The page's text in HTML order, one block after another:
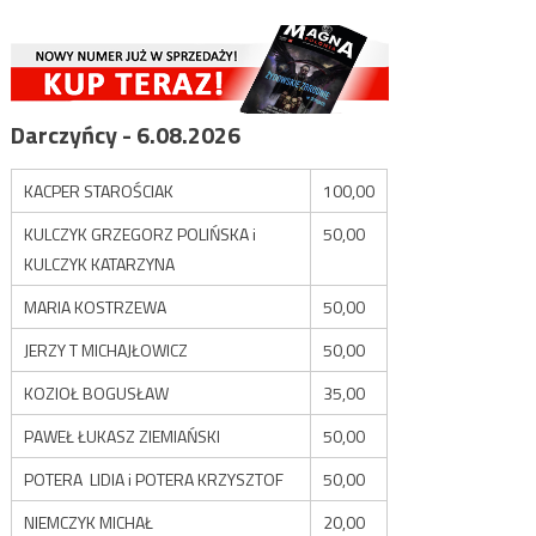
Darczyńcy - 6.08.2026
KACPER STAROŚCIAK
100,00
KULCZYK GRZEGORZ POLIŃSKA i
KULCZYK KATARZYNA
50,00
MARIA KOSTRZEWA
50,00
JERZY T MICHAJŁOWICZ
50,00
KOZIOŁ BOGUSŁAW
35,00
PAWEŁ ŁUKASZ ZIEMIAŃSKI
50,00
POTERA LIDIA i POTERA KRZYSZTOF
50,00
NIEMCZYK MICHAŁ
20,00